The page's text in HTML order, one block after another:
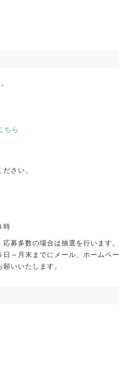
ちら
さい。
時
募多数の場合は抽選を行います。
～月末までにメール、ホームペー
いいたします。